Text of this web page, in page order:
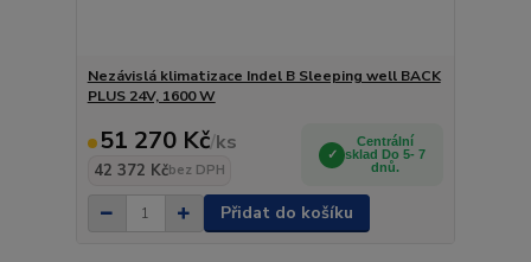
Nezávislá klimatizace Indel B Sleeping well BACK
PLUS 24V, 1600 W
51 270 Kč/ks
42 372 Kčbez DPH
Centrální
sklad Do 5- 7
dnů.
Přidat do košíku